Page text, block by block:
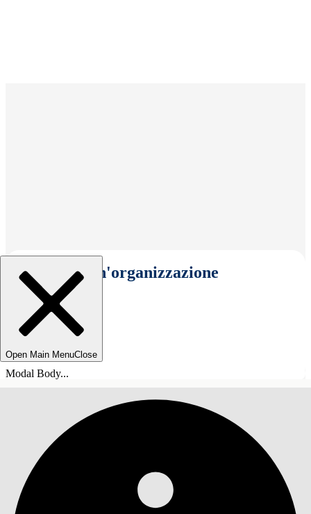
Seleziona un'organizzazione
Open Main MenuClose
Modal Body...
SOMMARIO